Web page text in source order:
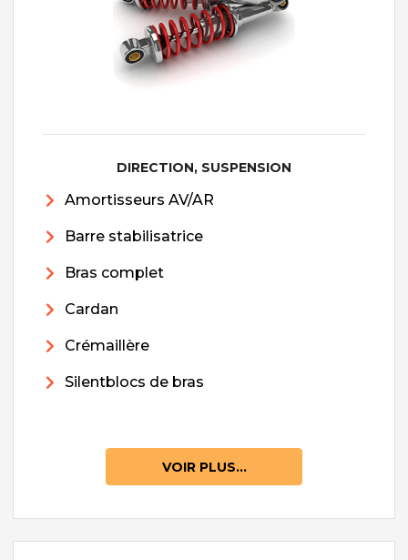
DIRECTION, SUSPENSION
Amortisseurs AV/AR
Barre stabilisatrice
Bras complet
Cardan
Crémaillère
Silentblocs de bras
VOIR PLUS...